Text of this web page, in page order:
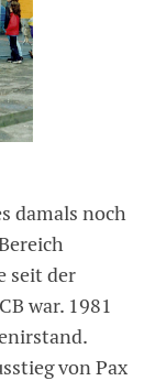
damals noch
seit der
war. 1981
von Pax